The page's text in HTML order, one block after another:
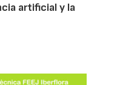
artificial y la